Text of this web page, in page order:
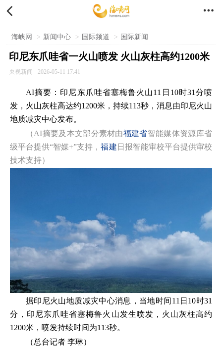
 
海峡网 > 新闻中心 > 国际频道 > 国际新闻
印尼东爪哇省一火山喷发 火山灰柱高约1200米
央视新闻 2026-05-11 17:41
AI摘要：印尼东爪哇省塞梅鲁火山11日10时31分喷
发，火山灰柱高达约1200米，持续113秒，消息由印尼火山
地质减灾中心发布。
（AI摘要及本文部分素材由福建省智能媒体资源库省
级平台提供“智媒+”支持，福建 日报智能审校平台提供审校
技术支持）
据印尼火山地质减灾中心消息，当地时间11日10时31
分，印尼东爪哇省塞梅鲁火山发生喷发，火山灰柱高约
1200米，喷发持续时间为113秒。
（总台记者 李琳）